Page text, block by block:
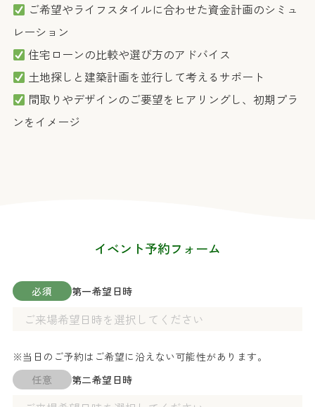
ご希望やライフスタイルに合わせた資金計画のシミュ
レーション
住宅ローンの比較や選び方のアドバイス
土地探しと建築計画を並行して考えるサポート
間取りやデザインのご要望をヒアリングし、初期プラ
ンをイメージ
イベント予約フォーム
第一希望日時
必須
※当日のご予約はご希望に沿えない可能性があります。
第二希望日時
任意